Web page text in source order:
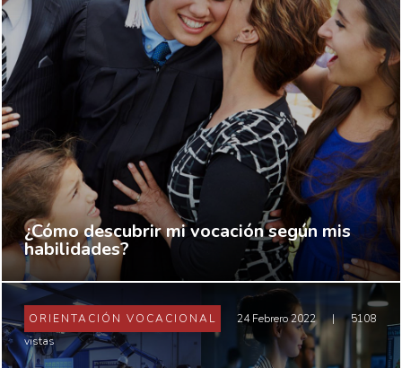
¿Cómo descubrir mi vocación según mis
habilidades?
ORIENTACIÓN VOCACIONAL 24 Febrero 2022 |
5108
vistas